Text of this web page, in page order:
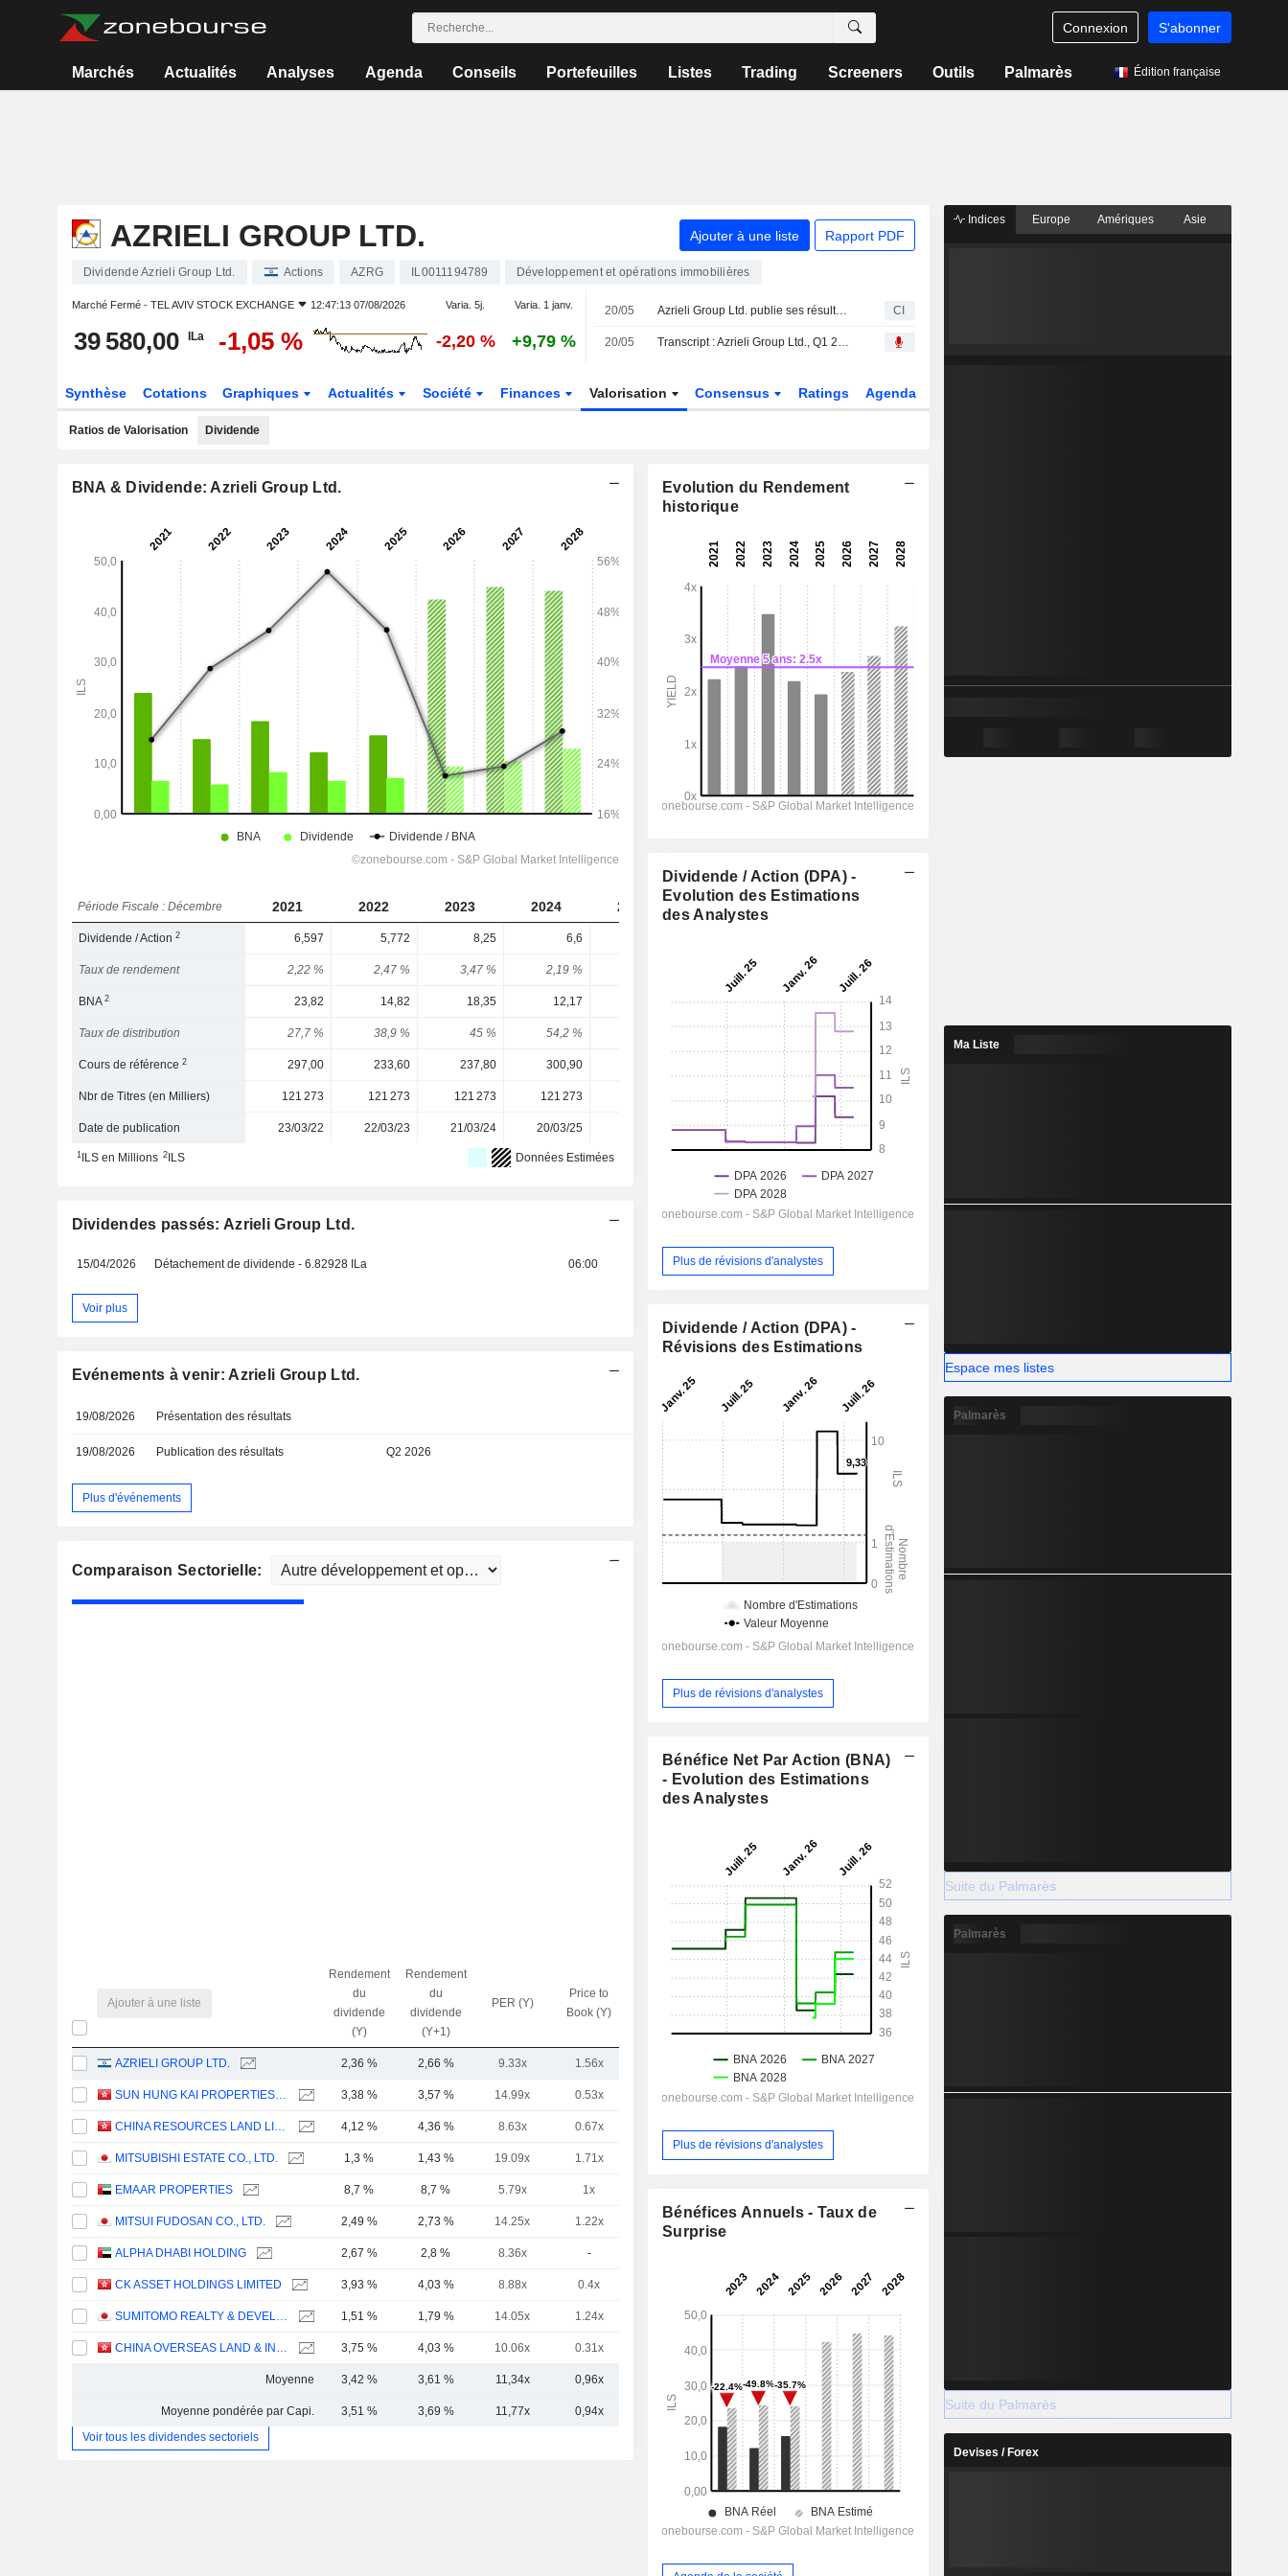
Connexion S'abonner
Marchés Actualités Analyses Agenda Conseils Portefeuilles Listes Trading Screeners Outils Palmarès Édition française
AZRIELI GROUP LTD. Ajouter à une liste Rapport PDF
Dividende Azrieli Group Ltd. Actions AZRG IL0011194789 Développement et opérations immobilières
Marché Fermé - TEL AVIV STOCK EXCHANGE 12:47:13 07/08/2026 Varia. 5j. Varia. 1 janv.
39 580,00 ILa -1,05 % -2,20 % +9,79 %
20/05 Azrieli Group Ltd. publie ses résultats pour le premier trimestre clos le 31 mars 2026 CI
20/05 Transcript : Azrieli Group Ltd., Q1 2026 Earnings Call, May 20, 2026
Synthèse Cotations Graphiques Actualités Société Finances Valorisation Consensus Ratings Agenda
Ratios de Valorisation Dividende
BNA & Dividende: Azrieli Group Ltd.
Période Fiscale : Décembre 2021 2022 2023 2024 2025 2026
Dividende / Action2 6,597 5,772 8,25 6,6
Taux de rendement 2,22 % 2,47 % 3,47 % 2,19 % 2,36 % 2,66 %
BNA2 23,82 14,82 18,35 12,17 42,41 44,78
Taux de distribution 27,7 % 38,9 % 45 % 54,2 % 23,5 % 29,1 %
Cours de référence2 297,00 233,60 237,80 300,90 395,80 395,80 395,80
Nbr de Titres (en Milliers) 121 273 121 273 121 273 121 273 121 273 -
Date de publication 23/03/22 22/03/23 21/03/24 20/03/25 - -
1ILS en Millions 2ILS Données Estimées
Dividendes passés: Azrieli Group Ltd.
15/04/2026 Détachement de dividende - 6.82928 ILa 06:00
Voir plus
Evénements à venir: Azrieli Group Ltd.
19/08/2026 Présentation des résultats
19/08/2026 Publication des résultats Q2 2026
Plus d'événements
Comparaison Sectorielle:
Ajouter à une liste
Rendement
du
dividende
(Y)
Rendement
du
dividende
(Y+1)
PER (Y)
Price to
Book (Y)
AZRIELI GROUP LTD. 2,36 % 2,66 % 9.33x 1.56x
SUN HUNG KAI PROPERTIES LIMITED 3,38 % 3,57 % 14.99x 0.53x 4.77x
CHINA RESOURCES LAND LIMITED 4,12 % 4,36 % 8.63x 0.67x
MITSUBISHI ESTATE CO., LTD. 1,3 % 1,43 % 19.09x 1.71x 4.07x
EMAAR PROPERTIES 8,7 % 8,7 % 5.79x 1x
MITSUI FUDOSAN CO., LTD. 2,49 % 2,73 % 14.25x 1.22x 3.08x
ALPHA DHABI HOLDING 2,67 % 2,8 % 8.36x -
CK ASSET HOLDINGS LIMITED 3,93 % 4,03 % 8.88x 0.4x
SUMITOMO REALTY & DEVELOPMENT CO., LTD. 1,51 % 1,79 % 14.05x 1.24x
CHINA OVERSEAS LAND & INVESTMENT LIMITED 3,75 % 4,03 % 10.06x 0.31x
Moyenne 3,42 % 3,61 % 11,34x 0,96x
Moyenne pondérée par Capi. 3,51 % 3,69 % 11,77x 0,94x
4,53x
Voir tous les dividendes sectoriels
Evolution du Rendement
historique
Dividende / Action (DPA) -
Evolution des Estimations
des Analystes
Plus de révisions d'analystes
Dividende / Action (DPA) -
Révisions des Estimations
Plus de révisions d'analystes
Bénéfice Net Par Action (BNA)
- Evolution des Estimations
des Analystes
Plus de révisions d'analystes
Bénéfices Annuels - Taux de
Surprise
Indices Europe Amériques Asie
Ma Liste
Espace mes listes
Palmarès
Suite du Palmarès
Palmarès
Suite du Palmarès
Devises / Forex